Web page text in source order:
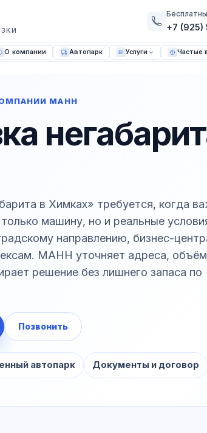
+7 (925)
О компании Автопарк Услуги Частые
МАНН
в Химках» требуется, когда
машину, но и реальные
направлению, бизнес-
МАНН уточняет адреса,
решение без лишнего запаса по
Позвонить
автопарк Документы и договор